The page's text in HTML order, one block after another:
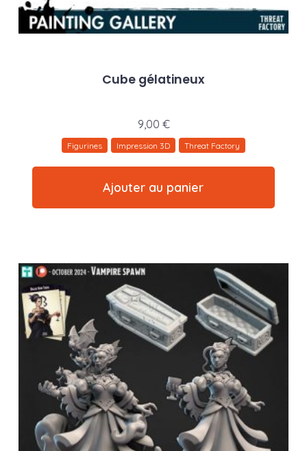
Cube gélatineux
9,00 €
Figurines Impression 3D Threat Factory
Ajouter au panier